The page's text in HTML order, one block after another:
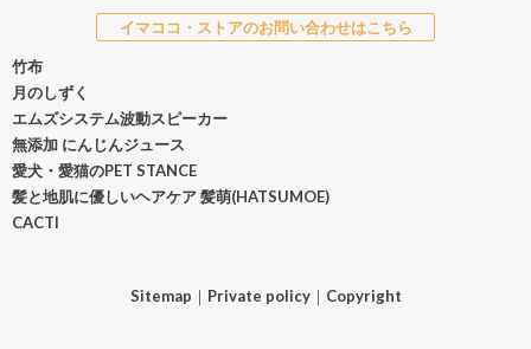
イマココ・ストアのお問い合わせはこちら
竹布
月のしずく
エムズシステム波動スピーカー
無添加 にんじんジュース
愛犬・愛猫のPET STANCE
髪と地肌に優しいヘアケア 髪萌(HATSUMOE)
CACTI
Sitemap ｜ Private policy｜ Copyright